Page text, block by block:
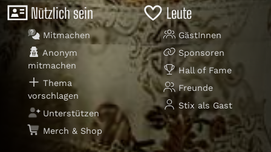
Nützlich sein
Mitmachen
Anonym
mitmachen
Thema
vorschlagen
Unterstützen
Merch & Shop
Leute
GästInnen
Sponsoren
Hall of Fame
Freunde
Stix als Gast